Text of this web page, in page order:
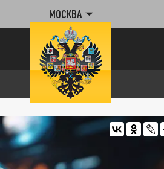
МОСКВА